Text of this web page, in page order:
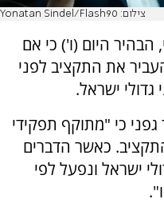
צילום: Yonatan Sindel/Flash90
היום (ו') כי אם
את התקציב לפני
ישראל.
גפני כי "מתוקף תפקידי
כאשר הדברים
ישראל ונפעל לפי